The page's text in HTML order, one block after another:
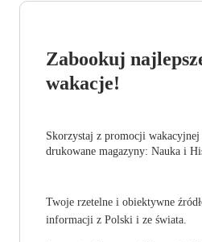
Zabookuj
wakacje!
Skorzystaj z promocji
drukowane magazyny: Nauka i
Twoje rzetelne i obiektywne
informacji z Polski i ze świata.